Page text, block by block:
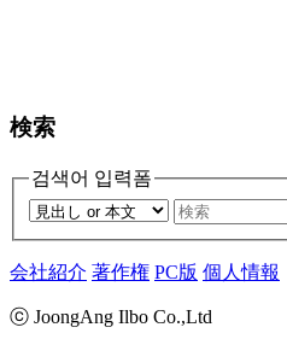
検索
검색어 입력폼
会社紹介 著作権 PC版 個人情報
ⓒ JoongAng Ilbo Co.,Ltd